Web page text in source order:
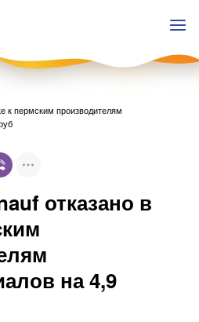
к пермским производителям
отказано в
на 4,9